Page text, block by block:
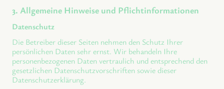
3. Allgemeine Hinweise und Pflichtinformationen
Datenschutz
Die Betreiber dieser Seiten nehmen den Schutz Ihrer
persönlichen Daten sehr ernst. Wir behandeln Ihre
personenbezogenen Daten vertraulich und entsprechend den
gesetzlichen Datenschutzvorschriften sowie dieser
Datenschutzerklärung.